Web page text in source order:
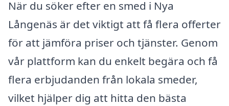
När du söker efter en smed i Nya
Långenäs är det viktigt att få flera offerter
för att jämföra priser och tjänster. Genom
vår plattform kan du enkelt begära och få
flera erbjudanden från lokala smeder,
vilket hjälper dig att hitta den bästa